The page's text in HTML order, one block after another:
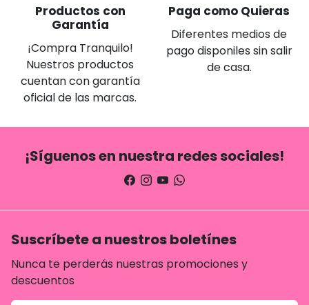
Productos con
Garantía
¡Compra Tranquilo!
Nuestros productos
cuentan con garantía
oficial de las marcas.
Paga como Quieras
Diferentes medios de
pago disponiles sin salir
de casa.
¡Síguenos en nuestra redes sociales!
Suscríbete a nuestros boletínes
Nunca te perderás nuestras promociones y
descuentos